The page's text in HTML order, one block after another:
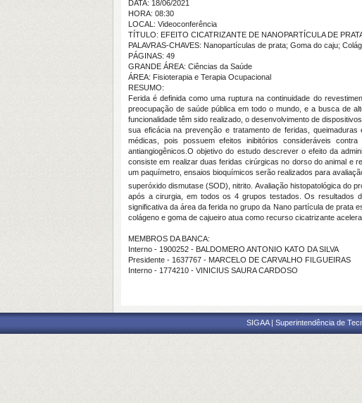
DATA: 18/06/2021
HORA: 08:30
LOCAL: Videoconferência
TÍTULO: EFEITO CICATRIZANTE DE NANOPARTÍCULA DE
PALAVRAS-CHAVES: Nanopartículas de prata; Goma do caju;
PÁGINAS: 49
GRANDE ÁREA: Ciências da Saúde
ÁREA: Fisioterapia e Terapia Ocupacional
RESUMO:
Ferida é definida como uma ruptura na continuidade do
preocupação de saúde pública em todo o mundo, e a busca de
funcionalidade têm sido realizado, o desenvolvimento de
sua eficácia na prevenção e tratamento de feridas, queimaduras
médicas, pois possuem efeitos inibitórios consideráveis
antiangiogênicos. O objetivo do estudo descrever o efeito da
consiste em realizar duas feridas cirúrgicas no dorso do animal e
um paquímetro , ensaios bioquímicos serão realizados para
superóxido dismutase (SOD), nitrito. Avaliação histopatológica do
após a cirurgia, em todos os 4 grupos testados. Os resultados
significativa da área da ferida no grupo da Nano partícula de prata
colágeno e goma de cajueiro atua como recurso cicatrizante
MEMBROS DA BANCA:
Interno - 1900252 - BALDOMERO ANTONIO KATO DA SILVA
Presidente - 1637767 - MARCELO DE CARVALHO FILGUEIRAS
Interno - 1774210 - VINICIUS SAURA CARDOSO
SIGAA | Superintendência de